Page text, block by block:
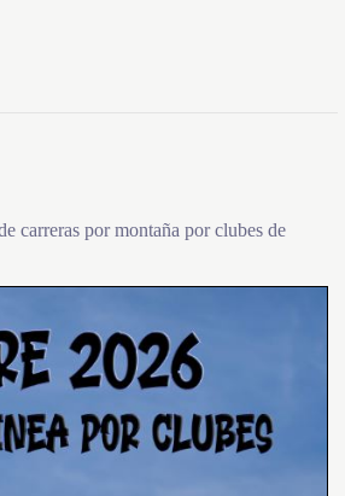
carreras por montaña por clubes de